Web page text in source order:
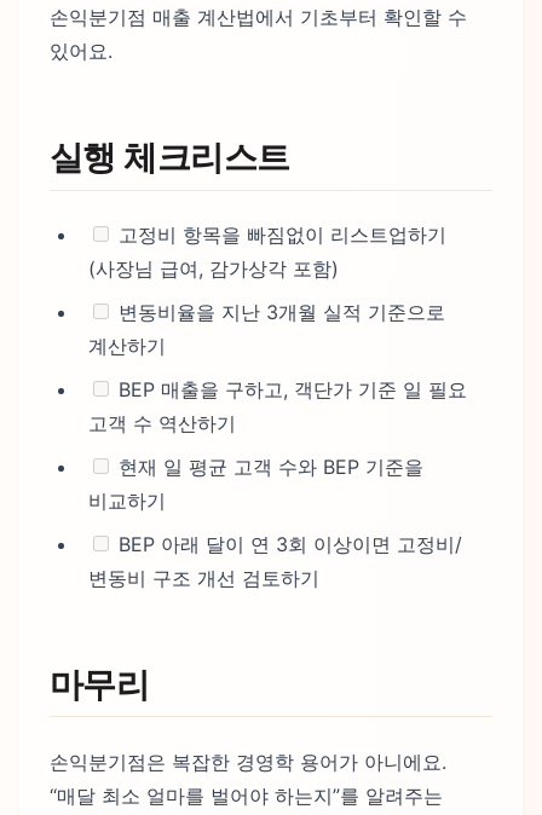
손익분기점 매출 계산법에서 기초부터 확인할 수
있어요.
실행 체크리스트
고정비 항목을 빠짐없이 리스트업하기
(사장님 급여, 감가상각 포함)
변동비율을 지난 3개월 실적 기준으로
계산하기
BEP 매출을 구하고, 객단가 기준 일 필요
고객 수 역산하기
현재 일 평균 고객 수와 BEP 기준을
비교하기
BEP 아래 달이 연 3회 이상이면 고정비/
변동비 구조 개선 검토하기
마무리
손익분기점은 복잡한 경영학 용어가 아니에요.
“매달 최소 얼마를 벌어야 하는지”를 알려주는